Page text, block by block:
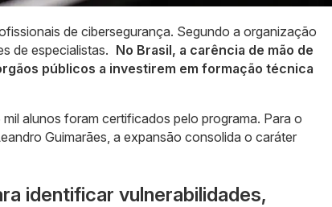
de cibersegurança. Segundo a organização
de especialistas. No Brasil, a carência de mão de
públicos a investirem em formação técnica
alunos foram certificados pelo programa. Para o
Guimarães, a expansão consolida o caráter
identificar vulnerabilidades,